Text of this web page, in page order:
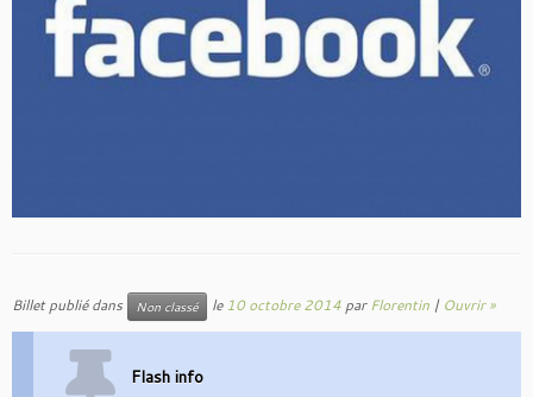
Billet publié dans Non classé le 10 octobre 2014 parFlorentin | Ouvrir »
Flash info